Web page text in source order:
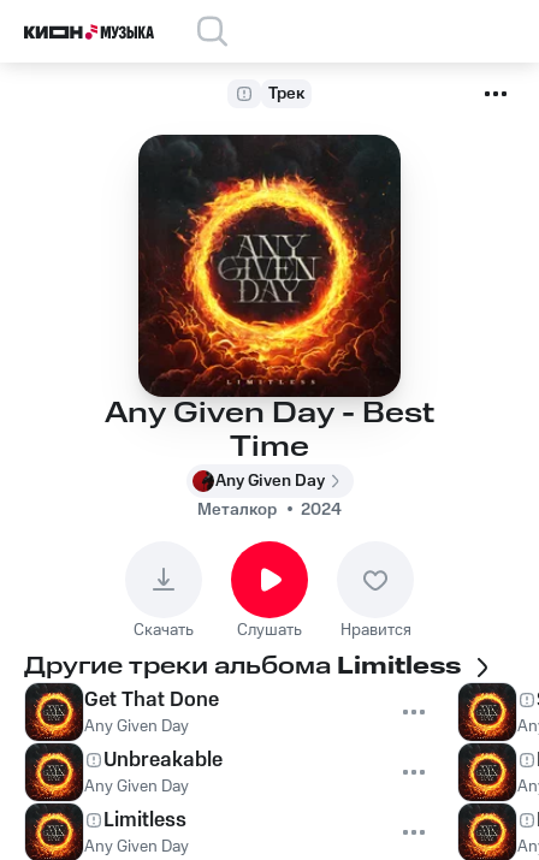
Трек
Any Given Day - Best
Time
Any Given Day
Металкор
2024
Скачать Слушать Нравится
Другие треки альбома Limitless
Get That Done
Any Given Day
Unbreakable
Any Given Day
Limitless
Any Given Day